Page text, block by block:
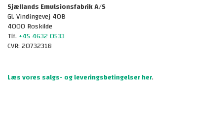
Sjællands EmulsionsfabrikA/S
Gl. Vindingevej 40B
4000 Roskilde
Tlf.+45 4632 0533
CVR: 20732318
Læs vores salgs- og leveringsbetingelser her.